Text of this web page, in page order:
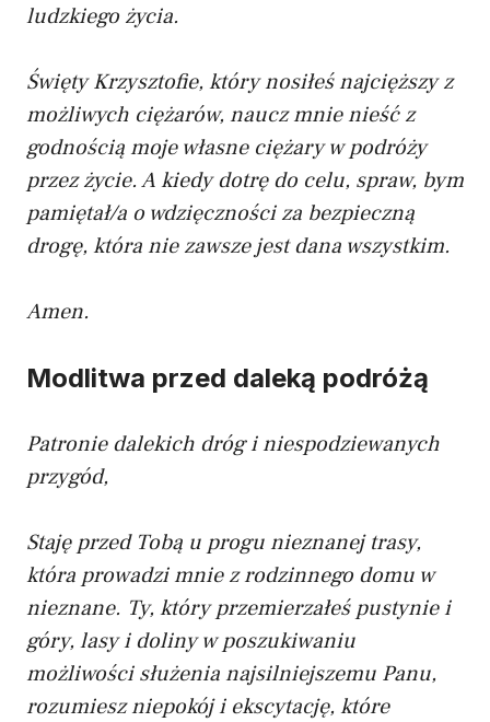
ludzkiego życia.
Święty Krzysztofie, który nosiłeś najcięższy z
możliwych ciężarów, naucz mnie nieść z
godnością moje własne ciężary w podróży
przez życie. A kiedy dotrę do celu, spraw, bym
pamiętał/a o wdzięczności za bezpieczną
drogę, która nie zawsze jest dana wszystkim.
Amen.
Modlitwa przed daleką podróżą
Patronie dalekich dróg i niespodziewanych
przygód,
Staję przed Tobą u progu nieznanej trasy,
która prowadzi mnie z rodzinnego domu w
nieznane. Ty, który przemierzałeś pustynie i
góry, lasy i doliny w poszukiwaniu
możliwości służenia najsilniejszemu Panu,
rozumiesz niepokój i ekscytację, które